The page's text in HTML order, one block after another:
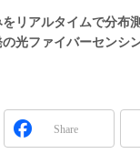
FRONTIER
づくりワールド
組み込み画像技術
組み込みモデリング
ISO26262
リアルタイムで分布
光ファイバーセンシ
Share